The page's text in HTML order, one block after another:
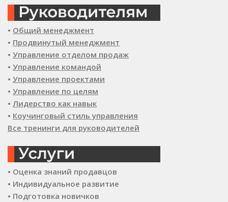
• Общий менеджмент
• Продвинутый менеджмент
• Управление отделом продаж
• Управление командой
• Управление проектами
• Управление по целям
• Лидерство как навык
• Коучинговый стиль управления
Все тренинги для руководителей
• Оценка знаний продавцов
• Индивидуальное развитие
• Подготовка новичков